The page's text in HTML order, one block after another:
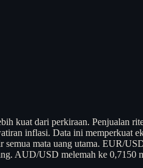
kuat dari perkiraan. Penjualan
inflasi. Data ini memperkuat
mata uang utama. EUR/
AUD/USD melemah ke 0,7150